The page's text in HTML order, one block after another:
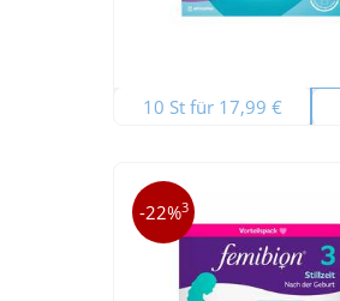
10 St für 17,99 €
-22%3